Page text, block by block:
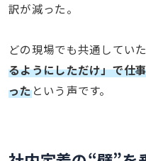
訳が減った。
どの現場でも共通していた
るようにしただけ」で仕
ったという声です。